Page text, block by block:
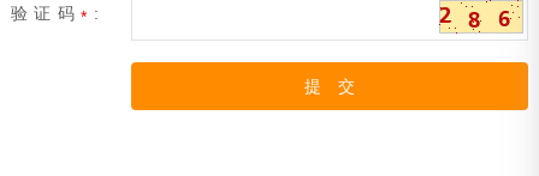
验 证 码 * :